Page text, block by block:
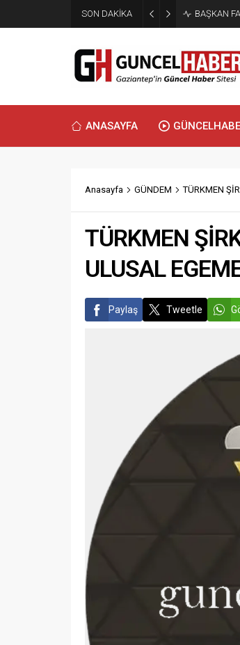
SON DAKİKA BAŞKAN
ANASAYFA
Anasayfa GÜNDEM TÜRKMEN
TÜRKMEN
ULUSAL
Paylaş Tweetle